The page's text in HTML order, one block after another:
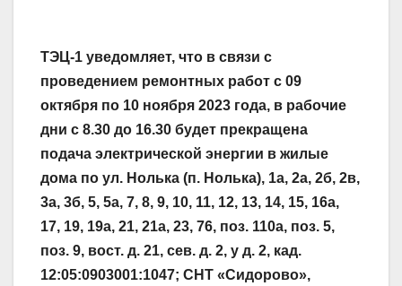
ТЭЦ-1 уведомляет, что в связи с
проведением ремонтных работ c 09
октября по 10 ноября 2023 года, в рабочие
дни с 8.30 до 16.30 будет прекращена
подача электрической энергии в жилые
дома по ул. Нолька (п. Нолька), 1а, 2а, 2б, 2в,
3а, 3б, 5, 5а, 7, 8, 9, 10, 11, 12, 13, 14, 15, 16а,
17, 19, 19а, 21, 21а, 23, 76, поз. 110а, поз. 5,
поз. 9, вост. д. 21, сев. д. 2, у д. 2, кад.
12:05:0903001:1047; СНТ «Сидорово»,